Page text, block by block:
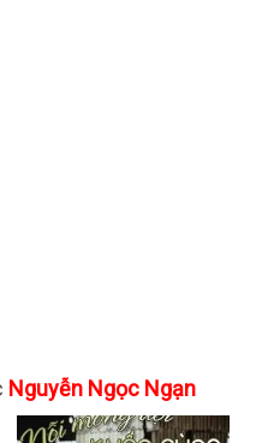
Nguyễn Ngọc Ngạn